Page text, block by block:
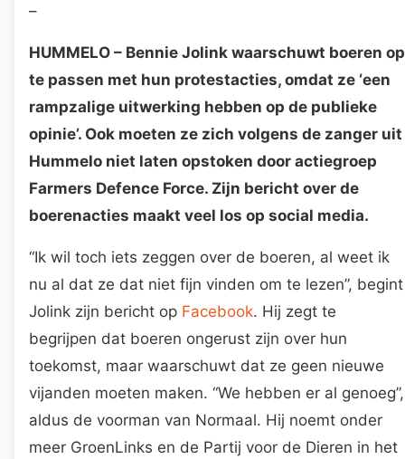
–
HUMMELO – Bennie Jolink waarschuwt boeren op
te passen met hun protestacties, omdat ze ‘een
rampzalige uitwerking hebben op de publieke
opinie’. Ook moeten ze zich volgens de zanger uit
Hummelo niet laten opstoken door actiegroep
Farmers Defence Force. Zijn bericht over de
boerenacties maakt veel los op social media.
“Ik wil toch iets zeggen over de boeren, al weet ik
nu al dat ze dat niet fijn vinden om te lezen”, begint
Jolink zijn bericht op Facebook. Hij zegt te
begrijpen dat boeren ongerust zijn over hun
toekomst, maar waarschuwt dat ze geen nieuwe
vijanden moeten maken. “We hebben er al genoeg”,
aldus de voorman van Normaal. Hij noemt onder
meer GroenLinks en de Partij voor de Dieren in het